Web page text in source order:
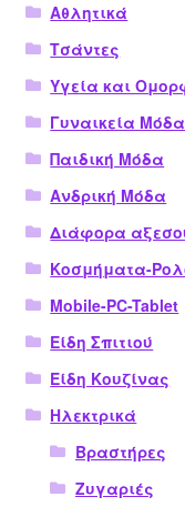
Αθλητικά
Τσάντες
Υγεία και
Γυναικεία Μόδα
Παιδική Μόδα
Ανδρική Μόδα
Διάφορα
Κοσμήματα-
Mobile-PC-Tablet
Είδη Σπιτιού
Είδη Κουζίνας
Ηλεκτρικά
Βραστήρες
Ζυγαριές